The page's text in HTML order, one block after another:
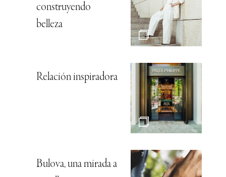
construyendo
belleza
Relación inspiradora
Bulova, una mirada a